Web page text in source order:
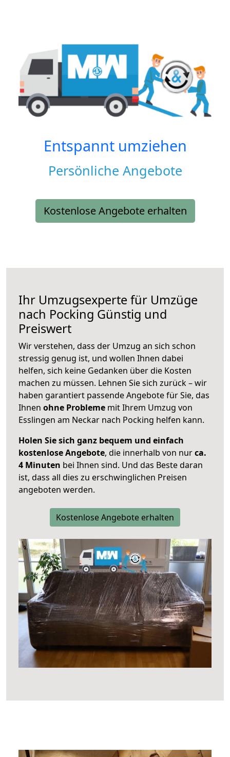
Entspannt umziehen
Persönliche Angebote
Kostenlose Angebote erhalten
Ihr Umzugsexperte für Umzüge
nach Pocking Günstig und
Preiswert
Wir verstehen, dass der Umzug an sich schon
stressig genug ist, und wollen Ihnen dabei
helfen, sich keine Gedanken über die Kosten
machen zu müssen. Lehnen Sie sich zurück – wir
haben garantiert passende Angebote für Sie, das
Ihnen ohne Probleme mit Ihrem Umzug von
Esslingen am Neckar nach Pocking helfen kann.
Holen Sie sich ganz bequem und einfach
kostenlose Angebote, die innerhalb von nurca.
4 Minuten bei Ihnen sind. Und das Beste daran
ist, dass all dies zu erschwinglichen Preisen
angeboten werden.
Kostenlose Angebote erhalten